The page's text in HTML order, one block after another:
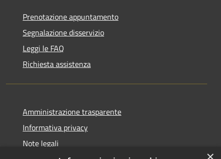
Prenotazione appuntamento
Segnalazione disservizio
Leggi le FAQ
Richiesta assistenza
Amministrazione trasparente
Informativa privacy
Note legali